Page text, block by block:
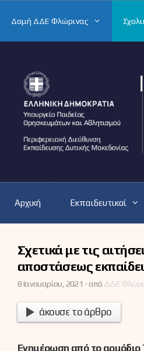
Δομή ΔΔΕ Φλώρινας
Αρχική Εκπαιδευτικοί
Σχετικά με τις
αποστάσεως
8 Ιανουαρίου, 2021 -από ΔΔΕ
άκουσε το άρθρο
Ενημέρωση από το αρμόδιο